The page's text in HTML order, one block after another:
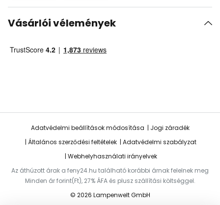
Vásárlói vélemények
Adatvédelmi beállítások módosítása
Jogi záradék
Általános szerződési feltételek
Adatvédelmi szabályzat
Webhelyhasználati irányelvek
Az áthúzott árak a feny24.hu található korábbi árnak felelnek meg
Minden ár forint(Ft), 27% ÁFA és plusz szállítási költséggel.
© 2026 Lampenwelt GmbH